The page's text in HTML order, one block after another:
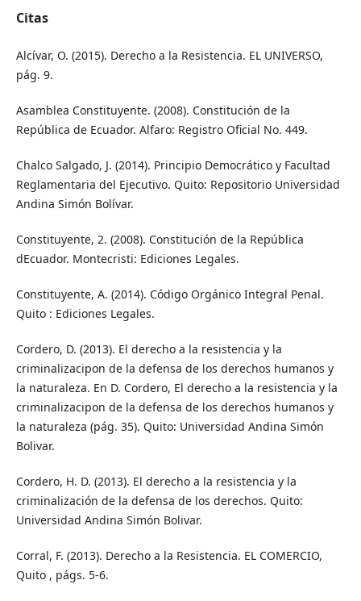
Citas
Alcívar, O. (2015). Derecho a la Resistencia. EL UNIVERSO,
pág. 9.
Asamblea Constituyente. (2008). Constitución de la
República de Ecuador. Alfaro: Registro Oficial No. 449.
Chalco Salgado, J. (2014). Principio Democrático y Facultad
Reglamentaria del Ejecutivo. Quito: Repositorio Universidad
Andina Simón Bolívar.
Constituyente, 2. (2008). Constitución de la República
dEcuador. Montecristi: Ediciones Legales.
Constituyente, A. (2014). Código Orgánico Integral Penal.
Quito : Ediciones Legales.
Cordero, D. (2013). El derecho a la resistencia y la
criminalizacipon de la defensa de los derechos humanos y
la naturaleza. En D. Cordero, El derecho a la resistencia y la
criminalizacipon de la defensa de los derechos humanos y
la naturaleza (pág. 35). Quito: Universidad Andina Simón
Bolivar.
Cordero, H. D. (2013). El derecho a la resistencia y la
criminalización de la defensa de los derechos. Quito:
Universidad Andina Simón Bolivar.
Corral, F. (2013). Derecho a la Resistencia. EL COMERCIO,
Quito , págs. 5-6.